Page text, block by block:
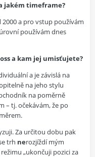
jakém timeframe?
a pro vstup používám
používám dnes
a kam jej umisťujete?
a je závislá na
na jeho stylu
na poměrně
– tj. očekávám, že po
Za určitou dobu pak
trh nerozjíždí mým
„ukončuji pozici za